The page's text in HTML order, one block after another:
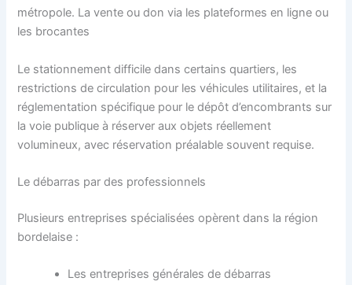
métropole. La vente ou don via les plateformes en ligne ou
les brocantes
Le stationnement difficile dans certains quartiers, les
restrictions de circulation pour les véhicules utilitaires, et la
réglementation spécifique pour le dépôt d’encombrants sur
la voie publique à réserver aux objets réellement
volumineux, avec réservation préalable souvent requise.
Le débarras par des professionnels
Plusieurs entreprises spécialisées opèrent dans la région
bordelaise :
Les entreprises générales de débarras